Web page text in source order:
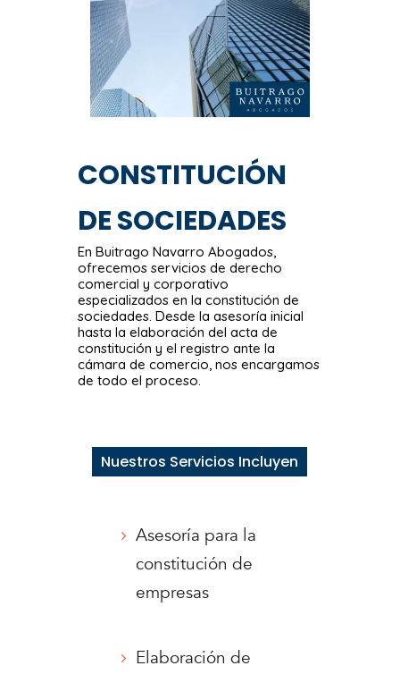
CONSTITUCIÓN
DE SOCIEDADES
En Buitrago Navarro Abogados,
ofrecemos servicios de derecho
comercial y corporativo
especializados en la constitución de
sociedades. Desde la asesoría inicial
hasta la elaboración del acta de
constitución y el registro ante la
cámara de comercio, nos encargamos
de todo el proceso.
Nuestros Servicios Incluyen
Asesoría para la
constitución de
empresas
Elaboración de